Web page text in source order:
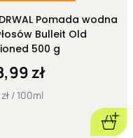
Pomada wodna
Bulleit Old
Fashioned 500 g
zł
/ 100ml